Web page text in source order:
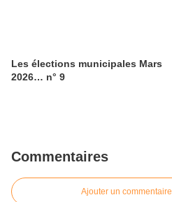
Les élections municipales Mars
2026… n° 9
Commentaires
Ajouter un commentaire